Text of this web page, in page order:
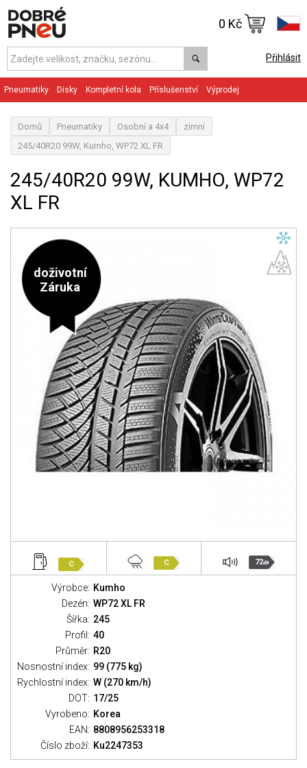
Přihlásit
0 Kč
Pneumatiky Disky Kompletní kola Příslušenství Výprodej
Domů Pneumatiky Osobní a 4x4
zimní
245/40R20 99W, Kumho, WP72 XL FR
245/40R20 99W, KUMHO, WP72
XL FR
doživotní
Záruka
C C 72dB
Výrobce: Kumho
Dezén: WP72 XL FR
Šířka: 245
Profil: 40
Průměr: R20
Nosnostní index: 99 (775 kg)
Rychlostní index: W (270 km/h)
DOT: 17/25
Vyrobeno: Korea
EAN: 8808956253318
Číslo zboží: Ku2247353